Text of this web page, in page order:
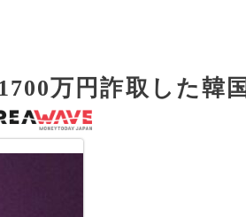
万円詐取した韓